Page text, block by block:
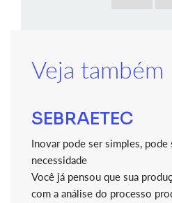
Veja também
SEBRAETEC
Inovar pode ser simples, pode
necessidade
Você já pensou que sua
com a análise do processo